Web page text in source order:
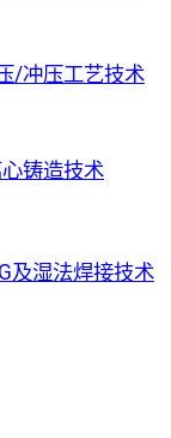
/冲压工艺技术
铸造技术
及湿法焊接技术